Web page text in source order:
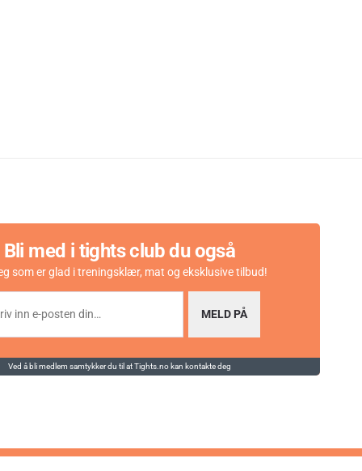
Bli med i tights club du også
som er glad i treningsklær, mat og eksklusive tilbud!
MELD PÅ
Ved å bli medlem samtykker du til at Tights.no kan kontakte deg